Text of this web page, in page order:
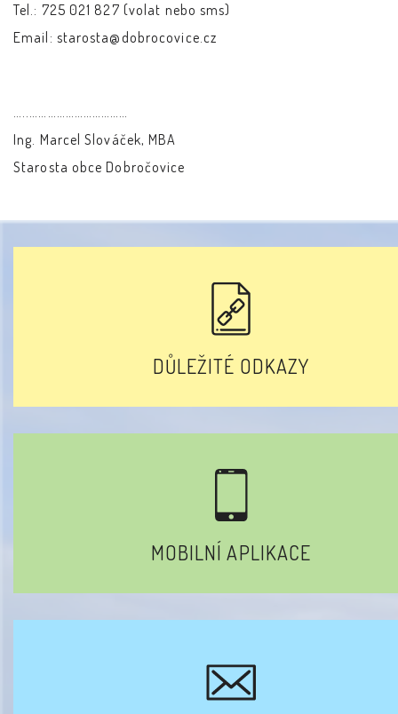
Tel.: 725 021 827 (volat nebo sms)
Email: starosta@dobrocovice.cz
…..……………………………
Ing. Marcel Slováček, MBA
Starosta obce Dobročovice
DŮLEŽITÉ ODKAZY
MOBILNÍ APLIKACE